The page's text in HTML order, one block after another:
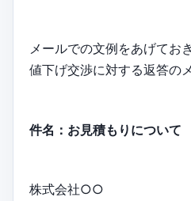
メールでの文例をあげてお
値下げ交渉に対する返答の
件名：お見積もりについて
株式会社○○